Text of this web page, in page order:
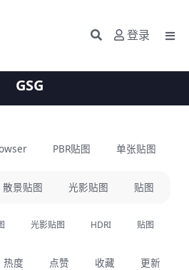
登录
GSG
PBR贴图 单张贴图
散景贴图 光影贴图 贴图
光影贴图 HDRI 贴图
热度 点赞 收藏 更新